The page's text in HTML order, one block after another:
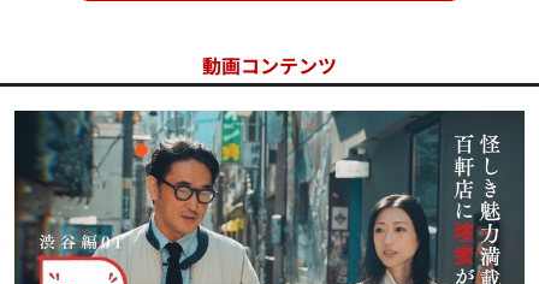
動画コンテンツ